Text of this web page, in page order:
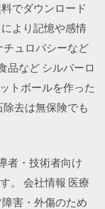
でダウンロード
より記憶や感情
チュロパシーなど
品など シルバーロ
トボールを作った
除去は無保険でも
者・技術者向け
。 会社情報 医療
害・外傷のため